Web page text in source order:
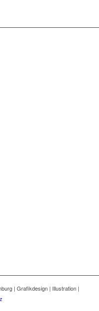
| Grafikdesign | Illustration |